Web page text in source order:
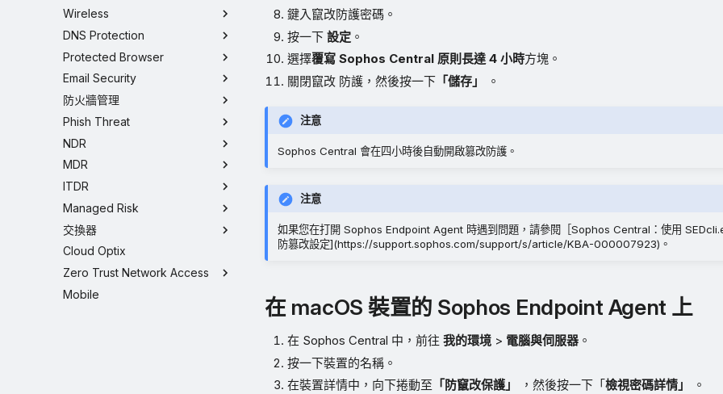
Wireless
DNS Protection
Protected Browser
Email Security
防火牆管理
Phish Threat
NDR
MDR
ITDR
Managed Risk
交換器
Cloud Optix
Zero Trust Network Access
Mobile
鍵入竄改防護密碼。
按一下設定 。
選擇覆寫 Sophos Central 原則長達 4 小時方塊。
關閉竄改 防護，然後按一下 「儲存」 。
注意
Sophos Central 會在四小時後自動開啟篡改防護。
注意
如果您在打開 Sophos Endpoint Agent 時遇到問題，請參閱［Sophos Central：使用
防篡改設定](https://support.sophos.com/support/s/article/KBA-000007923)。
在 macOS 裝置的 Sophos Endpoint Agent 上
在 Sophos Central 中，前往我的環境 > 電腦與伺服器 。
按一下裝置的名稱。
在裝置詳情中，向下捲動至 「防竄改保護」 ，然後按一下「檢視密碼詳情」
。